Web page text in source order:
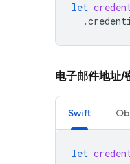
let
.
电子邮件地址/
Swift
let